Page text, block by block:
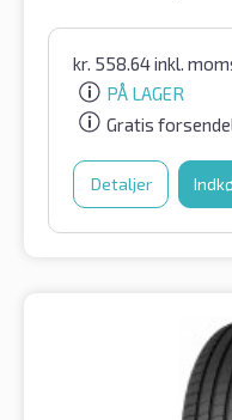
kr. 558.64inkl.
PÅ LAGER
Gratis
Detaljer